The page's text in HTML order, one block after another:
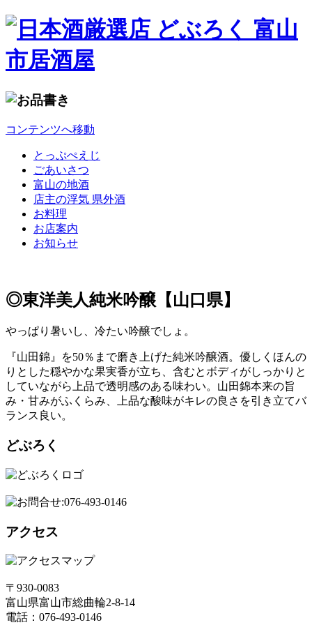
コンテンツへ移動
とっぷぺえじ
ごあいさつ
富山の地酒
店主の浮気 県外酒
お料理
お店案内
お知らせ
◎東洋美人純米吟醸【山口県】
やっぱり暑いし、冷たい吟醸でしょ。
『山田錦』を50％まで磨き上げた純米吟醸酒。優しくほんの
りとした穏やかな果実香が立ち、含むとボディがしっかりと
していながら上品で透明感のある味わい。山田錦本来の旨
み・甘みがふくらみ、上品な酸味がキレの良さを引き立てバ
ランス良い。
どぶろく
アクセス
〒930-0083
富山県富山市総曲輪2-8-14
電話：076-493-0146